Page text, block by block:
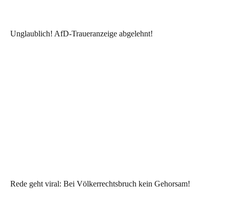
Unglaublich! AfD-Traueranzeige abgelehnt!
Rede geht viral: Bei Völkerrechtsbruch kein Gehorsam!